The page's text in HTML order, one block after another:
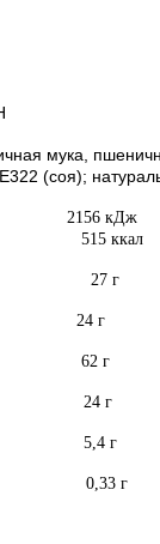
мука,
(соя);
2156 кДж
ккал
г
24 г
г
г
г
г